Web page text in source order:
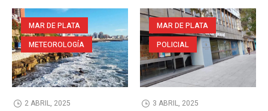
MAR DE PLATA
METEOROLOGÍA
2 ABRIL, 2025
MAR DE PLATA
POLICIAL
3 ABRIL, 2025